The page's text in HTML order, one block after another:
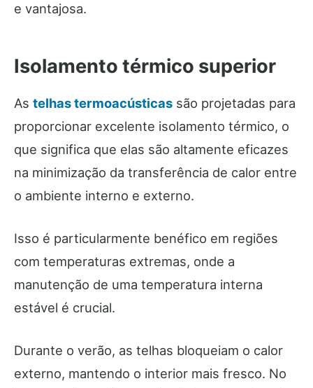
e vantajosa.
Isolamento térmico superior
As telhas termoacústicas são projetadas para
proporcionar excelente isolamento térmico, o
que significa que elas são altamente eficazes
na minimização da transferência de calor entre
o ambiente interno e externo.
Isso é particularmente benéfico em regiões
com temperaturas extremas, onde a
manutenção de uma temperatura interna
estável é crucial.
Durante o verão, as telhas bloqueiam o calor
externo, mantendo o interior mais fresco. No